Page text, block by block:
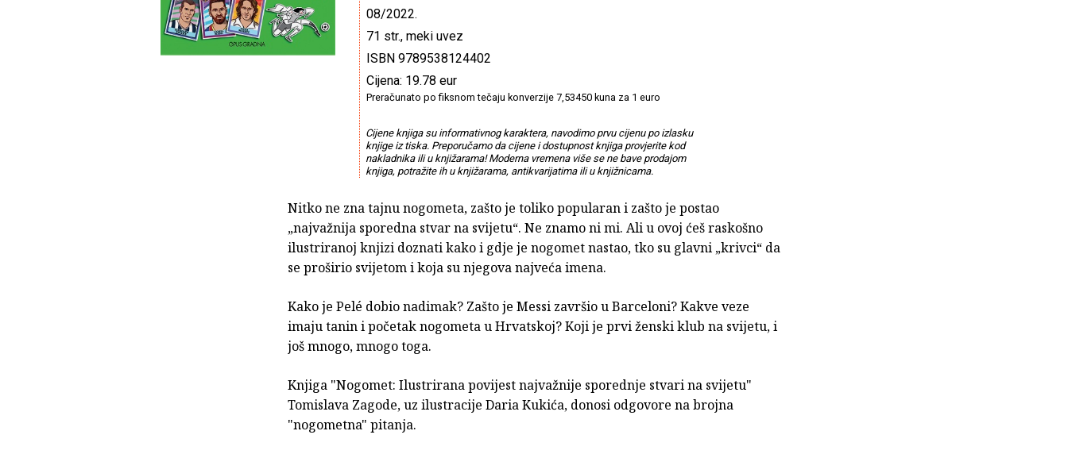
08/2022.
71 str., meki uvez
ISBN 9789538124402
Cijena: 19.78 eur
Preračunato po fiksnom tečaju konverzije 7,53450 kuna za 1 euro
Cijene knjiga su informativnog karaktera, navodimo prvu cijenu po izlasku
knjige iz tiska. Preporučamo da cijene i dostupnost knjiga provjerite kod
nakladnika ili u knjižarama! Moderna vremena više se ne bave prodajom
knjiga, potražite ih u knjižarama, antikvarijatima ili u knjižnicama.
Nitko ne zna tajnu nogometa, zašto je toliko popularan i zašto je postao
„najvažnija sporedna stvar na svijetu“. Ne znamo ni mi. Ali u ovoj ćeš raskošno
ilustriranoj knjizi doznati kako i gdje je nogomet nastao, tko su glavni „krivci“ da
se proširio svijetom i koja su njegova najveća imena.
Kako je Pelé dobio nadimak? Zašto je Messi završio u Barceloni? Kakve veze
imaju tanin i početak nogometa u Hrvatskoj? Koji je prvi ženski klub na svijetu, i
još mnogo, mnogo toga.
Knjiga "Nogomet: Ilustrirana povijest najvažnije sporednje stvari na svijetu"
Tomislava Zagode, uz ilustracije Daria Kukića, donosi odgovore na brojna
"nogometna" pitanja.